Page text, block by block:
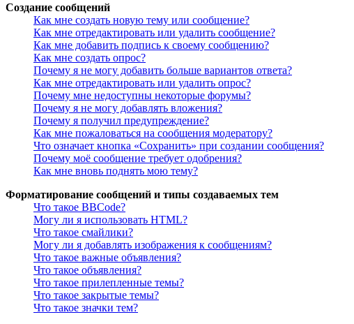
Создание сообщений
Как мне создать новую тему или сообщение?
Как мне отредактировать или удалить сообщение?
Как мне добавить подпись к своему сообщению?
Как мне создать опрос?
Почему я не могу добавить больше вариантов ответа?
Как мне отредактировать или удалить опрос?
Почему мне недоступны некоторые форумы?
Почему я не могу добавлять вложения?
Почему я получил предупреждение?
Как мне пожаловаться на сообщения модератору?
Что означает кнопка «Сохранить» при создании сообщения?
Почему моё сообщение требует одобрения?
Как мне вновь поднять мою тему?
Форматирование сообщений и типы создаваемых тем
Что такое BBCode?
Могу ли я использовать HTML?
Что такое смайлики?
Могу ли я добавлять изображения к сообщениям?
Что такое важные объявления?
Что такое объявления?
Что такое прилепленные темы?
Что такое закрытые темы?
Что такое значки тем?